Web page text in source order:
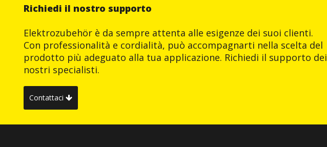
Richiedi il nostro supporto
Elektrozubehör è da sempre attenta alle esigenze dei suoi clienti.
Con professionalità e cordialità, può accompagnarti nella scelta del
prodotto più adeguato alla tua applicazione. Richiedi il supporto dei
nostri specialisti.
Contattaci